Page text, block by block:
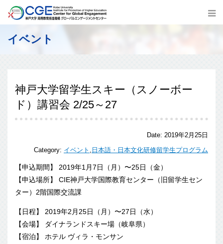
イベント
神戸大学留学生スキー（スノーボー
ド）講習会 2/25～27
Date: 2019年2月25日
Category: イベント , 日本語・日本文化研修留学生プログラム
【申込期間】 2019年1月7日（月）〜25日（金）
【申込場所】 CIE神戸大学国際教育センター（旧留学生セン
ター）2階国際交流課
【日程】 2019年2月25日（月）〜27日（水）
【会場】 ダイナランドスキー場（岐阜県）
【宿泊】 ホテル ヴィラ・モンサン